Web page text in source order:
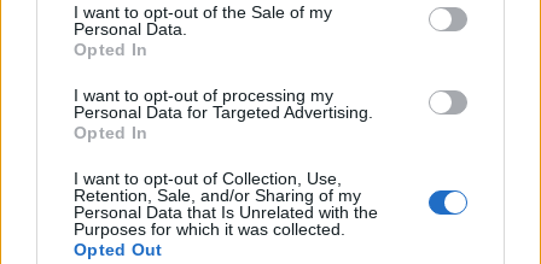
I want to opt-out of the Sale of my
Personal Data.
Opted In
I want to opt-out of processing my
Personal Data for Targeted Advertising.
Opted In
I want to opt-out of Collection, Use,
Retention, Sale, and/or Sharing of my
Personal Data that Is Unrelated with the
Purposes for which it was collected.
Opted Out
KEDVES OLVASÓNK!
A keresett cikk a portfolio.hu hírarchívumához
tartozik, melynek olvasása előfizetéses
Az előfizetés a következőket tartalmazza:
Portfolio.hu teljes cikkarchívum